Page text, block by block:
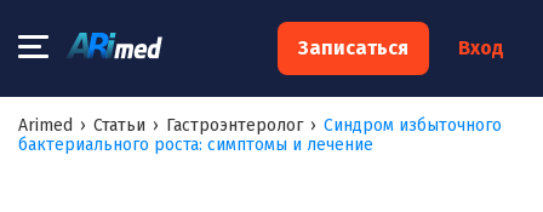
Записаться Вход
Arimed › Статьи › Гастроэнтеролог › Синдром избыточного
бактериального роста: симптомы и лечение
×
Запишитесь на консультацию к
специалисту